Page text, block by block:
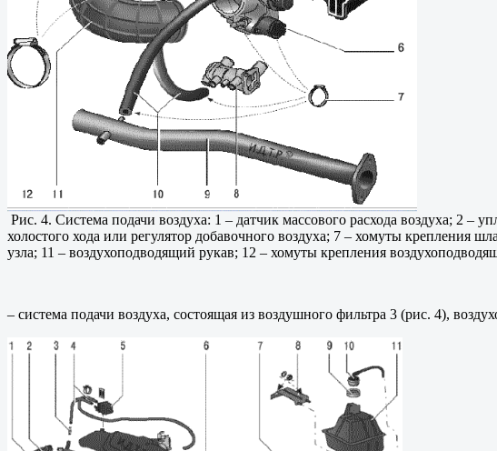
Рис. 4. Система подачи воздуха: 1 – датчик массового расхода воздуха; 2 –
холостого хода или регулятор добавочного воздуха; 7 – хомуты крепления
узла; 11 – воздухоподводящий рукав; 12 – хомуты крепления
– система подачи воздуха, состоящая из воздушного фильтра 3 (рис. 4),